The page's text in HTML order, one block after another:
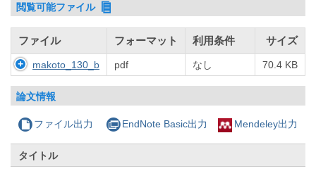
閲覧可能ファイル
ファイル フォーマット 利用条件 サイズ
makoto_130_b pdf なし 70.4 KB
論文情報
ファイル出力 EndNote Basic出力 Mendeley出力
タイトル